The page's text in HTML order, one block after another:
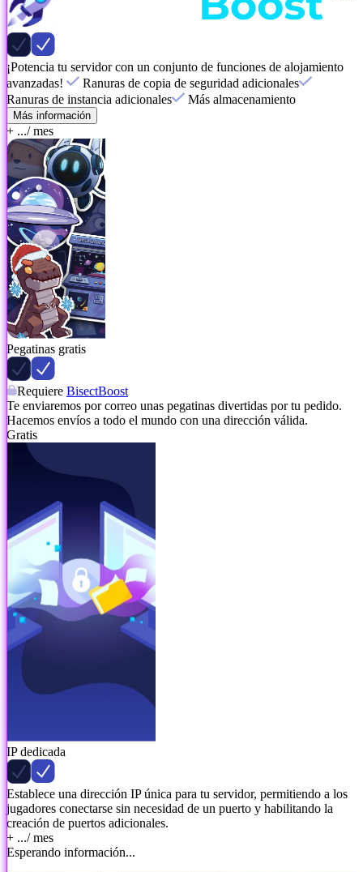
¡Potencia tu servidor con un conjunto de funciones de alojamiento
avanzadas!
Ranuras de copia de seguridad adicionales
Ranuras de instancia adicionales
Más almacenamiento
Más información
+ .../ mes
Pegatinas gratis
Requiere BisectBoost
Te enviaremos por correo unas pegatinas divertidas por tu pedido.
Hacemos envíos a todo el mundo con una dirección válida.
Gratis
IP dedicada
Establece una dirección IP única para tu servidor, permitiendo a los
jugadores conectarse sin necesidad de un puerto y habilitando la
creación de puertos adicionales.
+ .../ mes
Esperando información...